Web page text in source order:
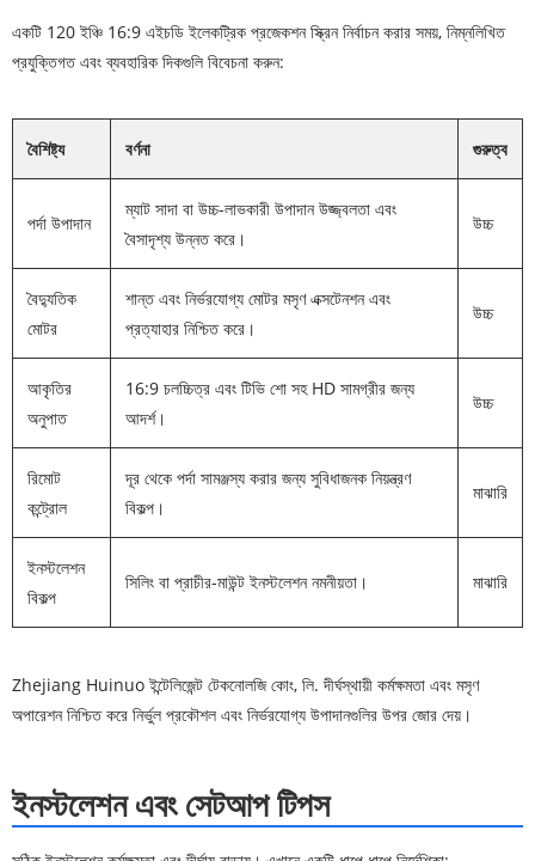
একটি 120 ইঞ্চি 16:9 এইচডি ইলেকট্রিক প্রজেকশন স্ক্রিন নির্বাচন করার সময়, নিম্নলিখিত
প্রযুক্তিগত এবং ব্যবহারিক দিকগুলি বিবেচনা করুন:
বৈশিষ্ট্য বর্ণনা গুরুত্ব
পর্দা উপাদান
ম্যাট সাদা বা উচ্চ-লাভকারী উপাদান উজ্জ্বলতা এবং
বৈসাদৃশ্য উন্নত করে।
উচ্চ
বৈদ্যুতিক
মোটর
শান্ত এবং নির্ভরযোগ্য মোটর মসৃণ এক্সটেনশন এবং
প্রত্যাহার নিশ্চিত করে।
উচ্চ
আকৃতির
অনুপাত
16:9 চলচ্চিত্র এবং টিভি শো সহ HD সামগ্রীর জন্য
আদর্শ।
উচ্চ
রিমোট
কন্ট্রোল
দূর থেকে পর্দা সামঞ্জস্য করার জন্য সুবিধাজনক নিয়ন্ত্রণ
বিকল্প।
মাঝারি
ইনস্টলেশন
বিকল্প
সিলিং বা প্রাচীর-মাউন্ট ইনস্টলেশন নমনীয়তা। মাঝারি
Zhejiang Huinuo ইন্টেলিজেন্ট টেকনোলজি কোং, লি. দীর্ঘস্থায়ী কর্মক্ষমতা এবং মসৃণ
অপারেশন নিশ্চিত করে নির্ভুল প্রকৌশল এবং নির্ভরযোগ্য উপাদানগুলির উপর জোর দেয়।
ইনস্টলেশন এবং সেটআপ টিপস